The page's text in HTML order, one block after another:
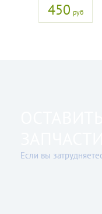
450 руб
Если вы